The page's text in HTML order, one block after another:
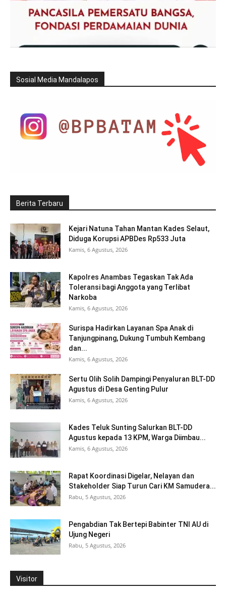
Sosial Media Mandalapos
Berita Terbaru
Kejari Natuna Tahan Mantan Kades Selaut,
Diduga Korupsi APBDes Rp533 Juta
Kamis, 6 Agustus, 2026
Kapolres Anambas Tegaskan Tak Ada
Toleransi bagi Anggota yang Terlibat
Narkoba
Kamis, 6 Agustus, 2026
Surispa Hadirkan Layanan Spa Anak di
Tanjungpinang, Dukung Tumbuh Kembang
dan...
Kamis, 6 Agustus, 2026
Sertu Olih Solih Dampingi Penyaluran BLT-DD
Agustus di Desa Genting Pulur
Kamis, 6 Agustus, 2026
Kades Teluk Sunting Salurkan BLT-DD
Agustus kepada 13 KPM, Warga Diimbau...
Kamis, 6 Agustus, 2026
Rapat Koordinasi Digelar, Nelayan dan
Stakeholder Siap Turun Cari KM Samudera...
Rabu, 5 Agustus, 2026
Pengabdian Tak Bertepi Babinter TNI AU di
Ujung Negeri
Rabu, 5 Agustus, 2026
Visitor